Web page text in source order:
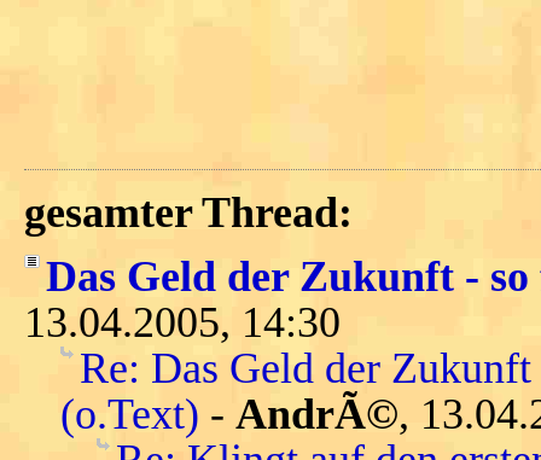
gesamter Thread:
Das Geld der Zukunft -
13.04.2005, 14:30
Re: Das Geld der
(o.Text) - AndrÃ©,